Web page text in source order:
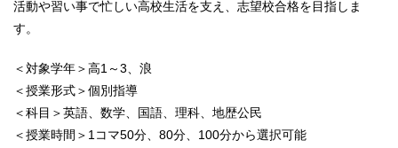
活動や習い事で忙しい高校生活を支え、志望校合格を目指しま
す。
＜対象学年＞高1～3、浪
＜授業形式＞個別指導
＜科目＞英語、数学、国語、理科、地歴公民
＜授業時間＞1コマ50分、80分、100分から選択可能